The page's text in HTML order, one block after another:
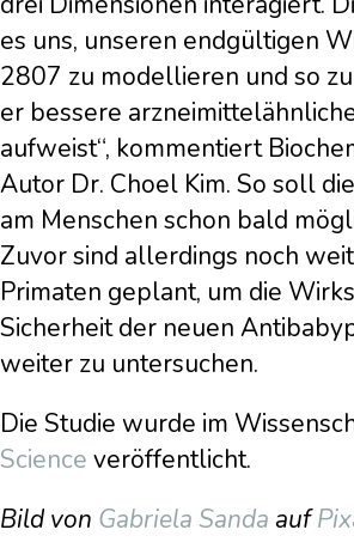
es uns, unseren endgültigen
2807 zu modellieren und so
er bessere
aufweist“, kommentiert
Autor Dr. Choel Kim. So soll
am Menschen schon bald
Zuvor sind allerdings noch
Primaten geplant, um die
Sicherheit der neuen
weiter zu untersuchen.
Die Studie wurde im
Science veröffentlicht.
Bild von Gabriela Sanda auf